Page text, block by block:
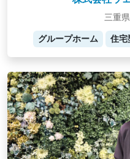
三重
グループホーム 住宅